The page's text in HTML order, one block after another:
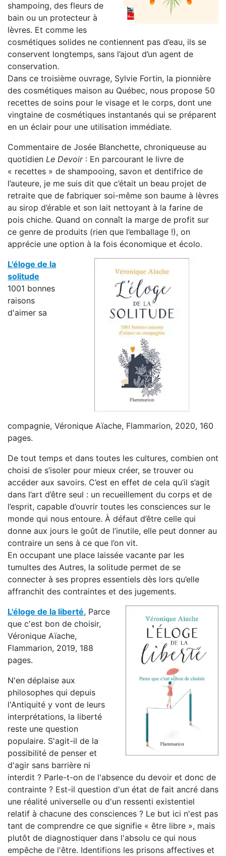
shampoing, des fleurs de
bain ou un protecteur à
lèvres. Et comme les
cosmétiques solides ne contiennent pas d’eau, ils se
conservent longtemps, sans l’ajout d’un agent de
conservation.
Dans ce troisième ouvrage, Sylvie Fortin, la pionnière
des cosmétiques maison au Québec, nous propose 50
recettes de soins pour le visage et le corps, dont une
vingtaine de cosmétiques instantanés qui se préparent
en un éclair pour une utilisation immédiate.
Commentaire de Josée Blanchette, chroniqueuse au
quotidien Le Devoir: En parcourant le livre de
« recettes » de shampooing, savon et dentifrice de
l’auteure, je me suis dit que c’était un beau projet de
retraite que de fabriquer soi-même son baume à lèvres
au sirop d’érable et son lait nettoyant à la farine de
pois chiche. Quand on connaît la marge de profit sur
ce genre de produits (rien que l’emballage !), on
apprécie une option à la fois économique et écolo.
L'éloge de la
solitude
1001 bonnes
raisons
d'aimer sa
compagnie, Véronique Aïache, Flammarion, 2020, 160
pages.
De tout temps et dans toutes les cultures, combien ont
choisi de s’isoler pour mieux créer, se trouver ou
accéder aux savoirs. C’est en effet de cela qu’il s’agit
dans l’art d’être seul : un recueillement du corps et de
l’esprit, capable d’ouvrir toutes les consciences sur le
monde qui nous entoure. À défaut d’être celle qui
donne aux jours le goût de l’inutile, elle peut donner au
contraire un sens à ce que l’on vit.
En occupant une place laissée vacante par les
tumultes des Autres, la solitude permet de se
connecter à ses propres essentiels dès lors qu’elle
affranchit des contraintes et des jugements.
L'éloge de la liberté, Parce
que c'est bon de choisir,
Véronique Aïache,
Flammarion, 2019, 188
pages.
N'en déplaise aux
philosophes qui depuis
l'Antiquité y vont de leurs
interprétations, la liberté
reste une question
populaire. S'agit-il de la
possibilité de penser et
d'agir sans barrière ni
interdit ? Parle-t-on de l'absence du devoir et donc de
contrainte ? Est-il question d'un état de fait ancré dans
une réalité universelle ou d'un ressenti existentiel
relatif à chacune des consciences ? Le but ici n'est pas
tant de comprendre ce que signifie « être libre », mais
plutôt de diagnostiquer dans l'absolu ce qui nous
empêche de l'être. Identifions les prisons affectives et